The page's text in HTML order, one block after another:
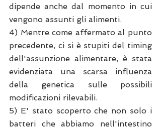
dipende anche dal momento in cui
vengono assunti gli alimenti.
4) Mentre come affermato al punto
precedente, ci si è stupiti del timing
dell'assunzione alimentare, è stata
evidenziata una scarsa influenza
della genetica sulle possibili
modificazioni rilevabili.
5) E' stato scoperto che non solo i
batteri che abbiamo nell'intestino